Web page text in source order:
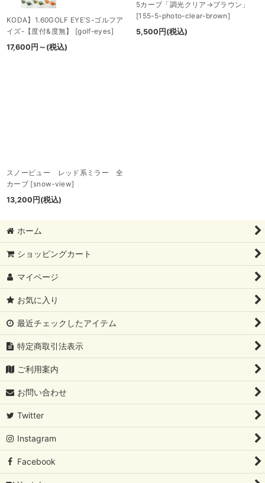
KODA】1.60GOLF EYE'S-ゴルフア
イズ-【度付&度無】
[golf-eyes]
17,600 円 ～ (税込)
5カーブ「調光クリア→ブラウン」
[155-5-photo-clear-brown]
5,500 円 (税込)
スノービュー レッド系ミラー 全
カーブ [snow-view]
13,200 円 (税込)
ホーム
ショッピングカート
マイページ
お気に入り
最近チェックしたアイテム
特定商取引法表示
ご利用案内
お問い合わせ
Twitter
Instagram
Facebook